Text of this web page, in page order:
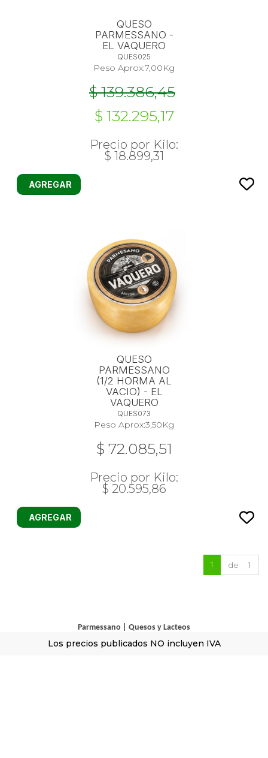
QUESO
PARMESSANO -
EL VAQUERO
QUES025
Peso Aprox:7,00Kg
$ 139.386,45
$ 132.295,17
Precio por Kilo:
$ 18.899,31
AGREGAR
QUESO
PARMESSANO
(1/2 HORMA AL
VACIO) - EL
VAQUERO
QUES073
Peso Aprox:3,50Kg
$ 72.085,51
Precio por Kilo:
$ 20.595,86
AGREGAR
1 de 1
Parmessano Quesos y Lacteos
Los precios publicados NO incluyen IVA